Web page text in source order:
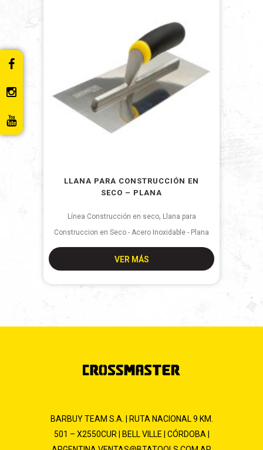
LLANA PARA CONSTRUCCIÓN EN
SECO – PLANA
Línea Construcción en seco, Llana para
Construccion en Seco - Acero Inoxidable - Plana
VER MÁS
BARBUY TEAM S.A. | RUTA NACIONAL 9 KM.
501 – X2550CUR | BELL VILLE | CÓRDOBA |